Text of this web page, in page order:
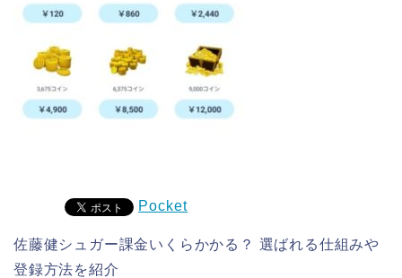
Pocket
佐藤健シュガー課金いくらかかる？ 選ばれる仕組みや
登録方法を紹介